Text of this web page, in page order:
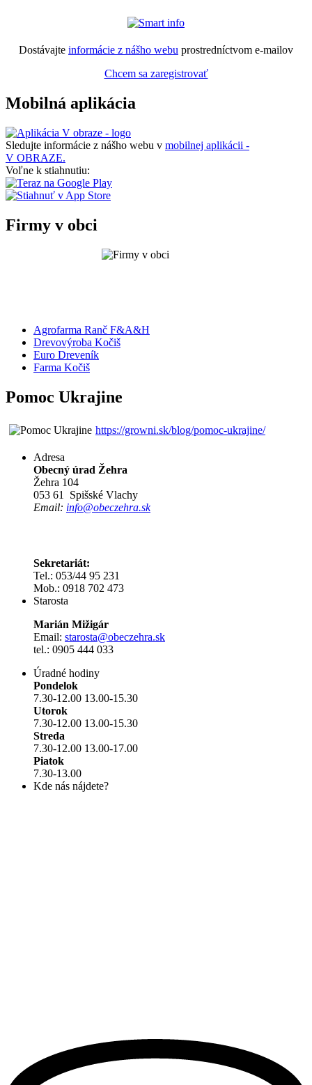
Dostávajte informácie z nášho webu prostredníctvom e-mailov
Chcem sa zaregistrovať
Mobilná aplikácia
Sledujte informácie z nášho webu v mobilnej aplikácii -
V OBRAZE.
Voľne k stiahnutiu:
Firmy v obci
Agrofarma Ranč F&A&H
Drevovýroba Kočiš
Euro Dreveník
Farma Kočiš
Pomoc Ukrajine
https://growni.sk/blog/pomoc-ukrajine/
Adresa
Obecný úrad Žehra
Žehra 104
053 61 Spišské Vlachy
Email: info@obeczehra.sk
Sekretariát:
Tel.: 053/44 95 231
Mob.: 0918 702 473
Starosta
Marián Mižigár
Email: starosta@obeczehra.sk
tel.: 0905 444 033
Úradné hodiny
Pondelok
7.30-12.00 13.00-15.30
Utorok
7.30-12.00 13.00-15.30
Streda
7.30-12.00 13.00-17.00
Piatok
7.30-13.00
Kde nás nájdete?